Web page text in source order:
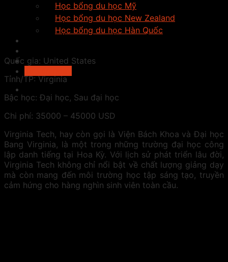
Học bổng du học Mỹ
Học bổng du học New Zealand
Học bổng du học Hàn Quốc
Tìm trường
Quốc gia: United States
Tỉnh/TP:Virginia
Bậc học: Đại học, Sau đại học
Chi phí: 35000 – 45000 USD
Virginia Tech, hay còn gọi là Viện Bách Khoa và Đại học
Bang Virginia, là một trong những trường đại học công
lập danh tiếng tại Hoa Kỳ. Với lịch sử phát triển lâu đời,
Virginia Tech không chỉ nổi bật về chất lượng giảng dạy
mà còn mang đến môi trường học tập sáng tạo, truyền
cảm hứng cho hàng nghìn sinh viên toàn cầu.